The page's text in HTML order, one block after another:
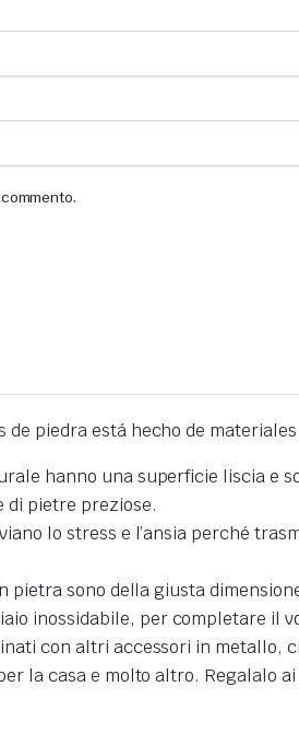
piedra está hecho de
hanno una superficie liscia e
pietre preziose.
lo stress e l’ansia perché
sono della giusta
inossidabile, per completare
con altri accessori in
la casa e molto altro. Regalalo